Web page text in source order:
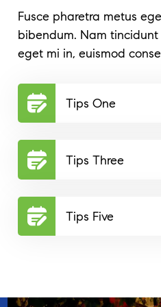
Fusce pharetra metus
bibendum. Nam
eget mi in, euismod
Tips One
Tips Three
Tips Five